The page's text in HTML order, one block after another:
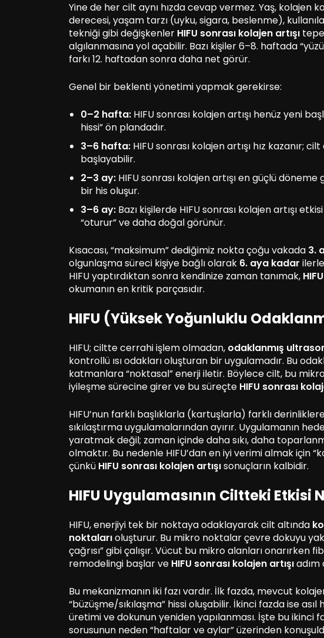
Yine de her cilt aynı hızda cevap vermez. Yaş, kolajen
derecesi, yaşam tarzı (uyku, sigara, beslenme),
tekniği gibi değişkenler HIFU sonrası kolajen artışı
algılanmasına yol açabilir. Bazı kişiler 6–8. haftada
farkı 12. haftadan sonra daha net görür.
Genel bir beklenti yönetimi yapmak gerekirse:
0–2 hafta: HIFU sonrası kolajen artışı henüz yeni
hissi” ön plandadır.
3–6 hafta: HIFU sonrası kolajen artışı hız kazanır;
başlayabilir.
2–3 ay: HIFU sonrası kolajen artışı en güçlü
bir his oluşur.
3–6 ay: Bazı kişilerde HIFU sonrası kolajen artışı
“oturur” ve daha doğal görünür.
Kısacası, “maksimum” dediğimiz nokta çoğu vakada 3.
olgunlaşma süreci kişiye bağlı olarak 6. aya kadar
HIFU yaptırdıktan sonra kendinize zaman tanımak,
okumanın en kritik parçasıdır.
HIFU (Yüksek Yoğunluklu
HIFU; ciltte cerrahi işlem olmadan, odaklanmış
kontrollü ısı odakları oluşturan bir uygulamadır. Bu
katmanlara “noktasal” enerji iletir. Böylece cilt, bu
iyileşme sürecine girer ve bu süreçte HIFU sonrası
HIFU’nun farklı başlıklarla (kartuşlarla) farklı
sıkılaştırma uygulamalarından ayırır. Uygulamanın
yaratmak değil; zaman içinde daha sıkı, daha
olmaktır. Bu nedenle HIFU’dan en iyi verimi almak için
çünkü HIFU sonrası kolajen artışısonuçların kalbidir.
HIFU Uygulamasının Ciltteki Etkisi
HIFU, enerjiyi tek bir noktaya odaklayarak cilt altında
noktalarıoluşturur. Bu mikro noktalar çevre dokuyu
çağrısı” gibi çalışır. Vücut bu mikro alanları
remodelingi başlar ve HIFU sonrası kolajen artışıadım
Bu mekanizmanın iki fazı vardır. İlk fazda, mevcut
“büzüşme/sıkılaşma” hissi oluşabilir. İkinci fazda ise
üretimi ve dokunun yeniden yapılanması. İşte bu ikinci
sorusunun neden “haftalar ve aylar” üzerinden